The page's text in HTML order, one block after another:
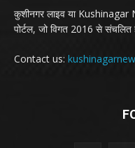
कुशीनगर लाइव या Kushinagar
पोर्टल, जो विगत 2016 से संचलित
Contact us: